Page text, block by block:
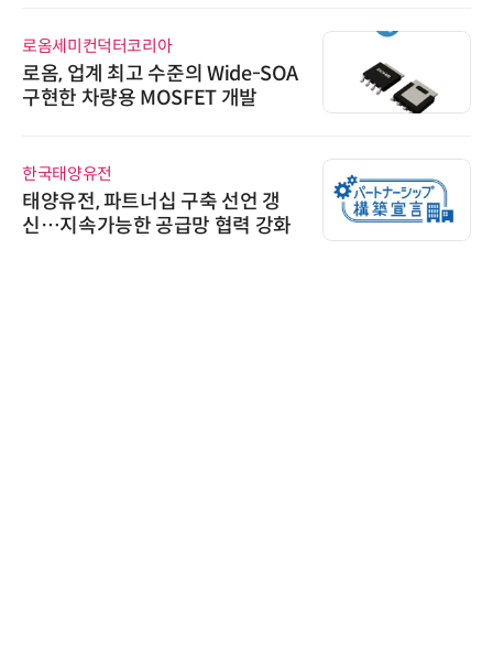
인아그룹
'자동화 산업의 새로운 가능성'…
인아그룹 전국 7개 도시 세미나 페
씨앤에프시스템, 국민연금 치매재
산관리서비스에 ALL# ERP 공급